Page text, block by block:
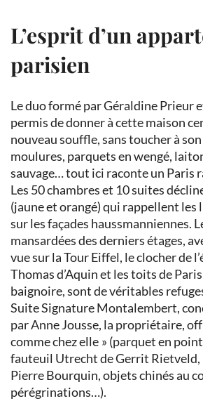
L’esprit d’un
parisien
Le duo formé par Géraldine Prieur
permis de donner à cette maison
nouveau souffle, sans toucher à
moulures, parquets en wengé,
sauvage… tout ici raconte un Paris
Les 50 chambres et 10 suites
(jaune et orangé) qui rappellent les
sur les façades haussmanniennes.
mansardées des derniers étages,
vue sur la Tour Eiffel, le clocher de
Thomas d’Aquin et les toits de
baignoire, sont de véritables
Suite Signature Montalembert,
par Anne Jousse, la propriétaire,
comme chez elle » (parquet en
fauteuil Utrecht de Gerrit Rietveld,
Pierre Bourquin, objets chinés au
pérégrinations…).